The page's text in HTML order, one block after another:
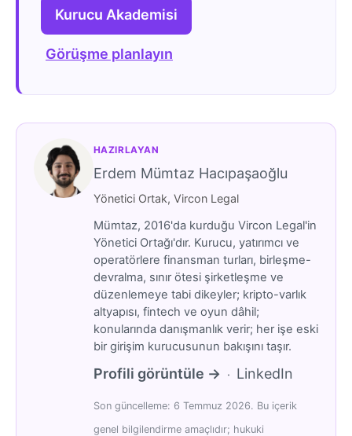
Kurucu Akademisi
Görüşme planlayın
HAZIRLAYAN
Erdem Mümtaz Hacıpaşaoğlu
Yönetici Ortak, Vircon Legal
Mümtaz, 2016'da kurduğu Vircon Legal'in
Yönetici Ortağı'dır. Kurucu, yatırımcı ve
operatörlere finansman turları, birleşme-
devralma, sınır ötesi şirketleşme ve
düzenlemeye tabi dikeyler; kripto-varlık
altyapısı, fintech ve oyun dâhil;
konularında danışmanlık verir; her işe eski
bir girişim kurucusunun bakışını taşır.
Profili görüntüle → · LinkedIn
Son güncelleme: 6 Temmuz 2026. Bu içerik
genel bilgilendirme amaçlıdır; hukuki